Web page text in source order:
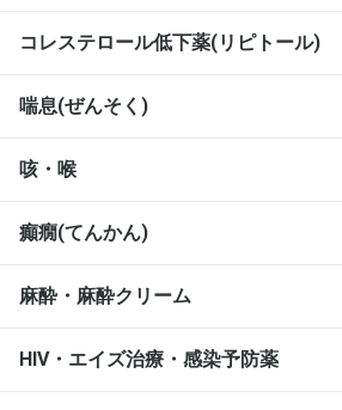
コレステロール低下薬(リピトール)
喘息(ぜんそく)
咳・喉
癲癇(てんかん)
麻酔・麻酔クリーム
HIV・エイズ治療・感染予防薬